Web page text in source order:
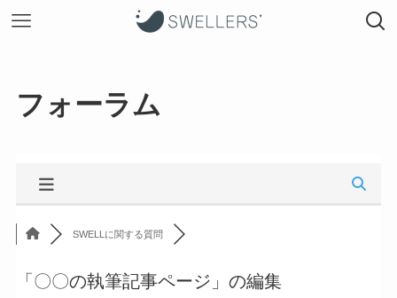
フォーラム
SWELLに関する質問
「〇〇の執筆記事ページ」の編集